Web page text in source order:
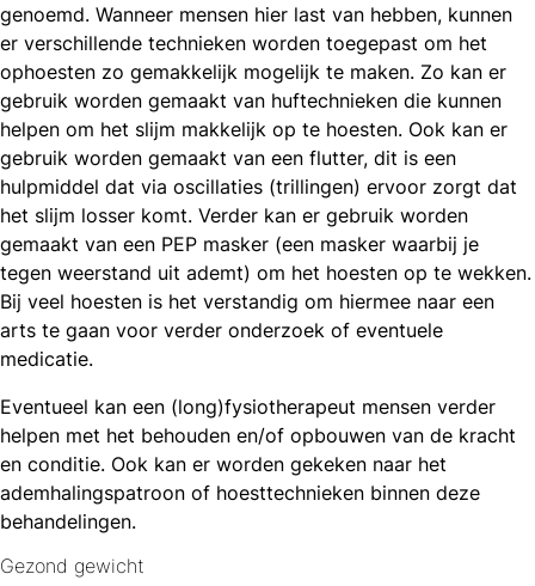
genoemd. Wanneer mensen hier last van hebben, kunnen
er verschillende technieken worden toegepast om het
ophoesten zo gemakkelijk mogelijk te maken. Zo kan er
gebruik worden gemaakt van huftechnieken die kunnen
helpen om het slijm makkelijk op te hoesten. Ook kan er
gebruik worden gemaakt van een flutter, dit is een
hulpmiddel dat via oscillaties (trillingen) ervoor zorgt dat
het slijm losser komt. Verder kan er gebruik worden
gemaakt van een PEP masker (een masker waarbij je
tegen weerstand uit ademt) om het hoesten op te wekken.
Bij veel hoesten is het verstandig om hiermee naar een
arts te gaan voor verder onderzoek of eventuele
medicatie.
Eventueel kan een (long)fysiotherapeut mensen verder
helpen met het behouden en/of opbouwen van de kracht
en conditie. Ook kan er worden gekeken naar het
ademhalingspatroon of hoesttechnieken binnen deze
behandelingen.
Gezond gewicht